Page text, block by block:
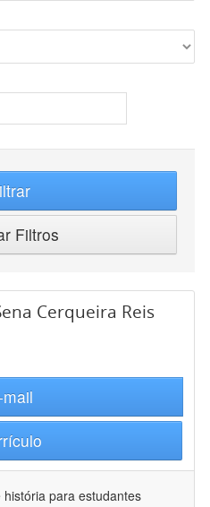
Filtros
Cerqueira Reis
história para estudantes